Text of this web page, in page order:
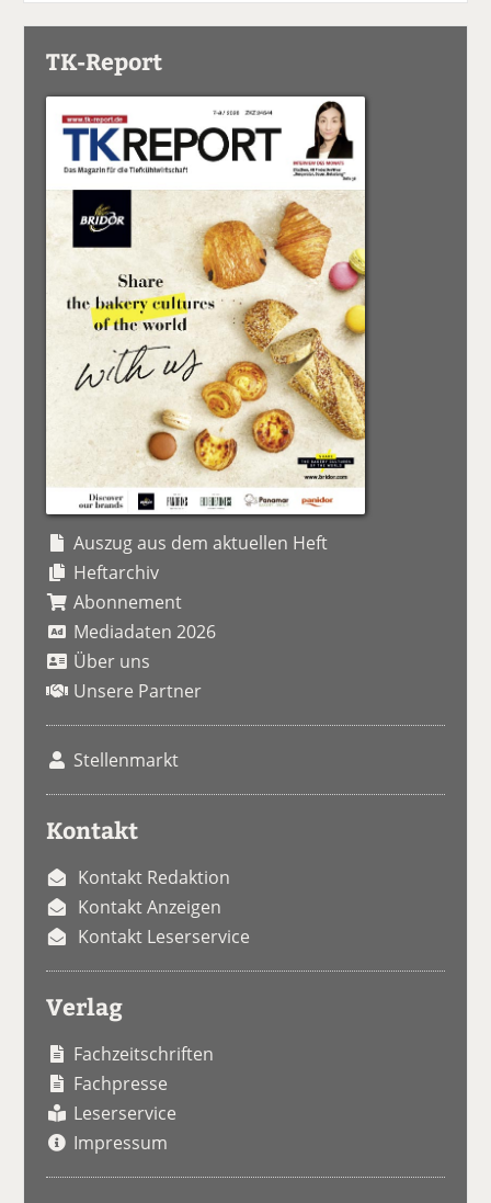
TK-Report
Auszug aus dem aktuellen Heft
Heftarchiv
Abonnement
Mediadaten 2026
Über uns
Unsere Partner
Stellenmarkt
Kontakt
Kontakt Redaktion
Kontakt Anzeigen
Kontakt Leserservice
Verlag
Fachzeitschriften
Fachpresse
Leserservice
Impressum